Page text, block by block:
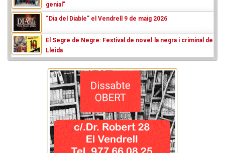
genial"
“Dia del Diable” el Vendrell 9 de maig 2026
El Segre de Negre: Festival de novel·la negra i criminal de
Lleida